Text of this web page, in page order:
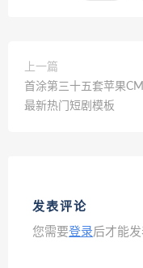
上一篇
首涂第三十五套苹果
最新热门短剧模板
发表评论
您需要登录后才能